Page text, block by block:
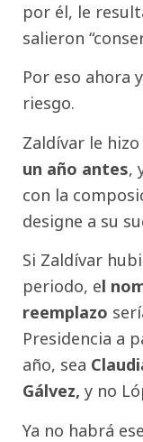
por él, le
salieron
Por eso ahora
riesgo.
Zaldívar le
un año antes,
con la
designe a su
Si Zaldívar
periodo, el
reemplazo
Presidencia a
año, sea
Gálvez, y no
Ya no habrá